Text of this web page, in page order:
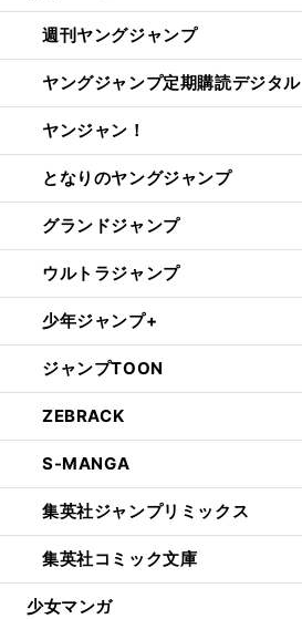
週刊ヤングジャンプ
ヤングジャンプ定期購読デジタル
ヤンジャン！
となりのヤングジャンプ
グランドジャンプ
ウルトラジャンプ
少年ジャンプ+
ジャンプTOON
ZEBRACK
S-MANGA
集英社ジャンプリミックス
集英社コミック文庫
少女マンガ